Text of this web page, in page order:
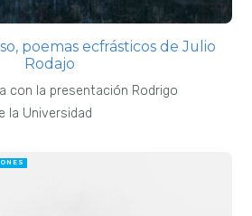
poemas ecfrásticos de Julio
Rodajo
con la presentación Rodrigo
la Universidad